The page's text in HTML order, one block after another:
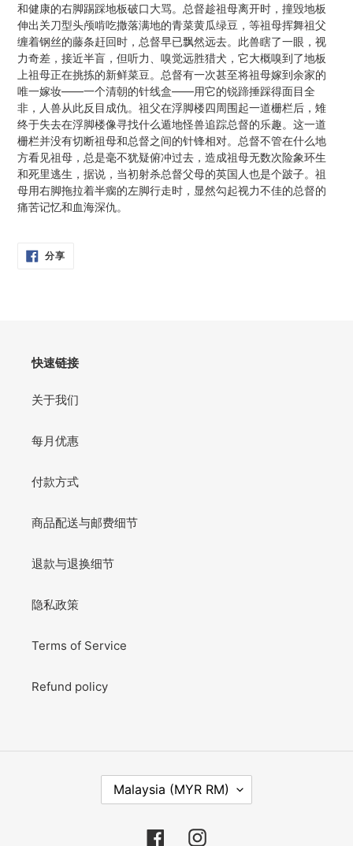
和健康的右脚踢踩地板破口大骂。总督趁祖母离开时，撞毁地板
伸出关刀型头颅啃吃撒落满地的青菜黄瓜绿豆，等祖母挥舞祖父
缠着钢丝的藤条赶回时，总督早已飘然远去。此兽瞎了一眼，视
力奇差，接近半盲，但听力、嗅觉远胜猎犬，它大概嗅到了地板
上祖母正在挑拣的新鲜菜豆。总督有一次甚至将祖母嫁到余家的
唯一嫁妆——一个清朝的针线盒——用它的锐蹄捶踩得面目全
非，人兽从此反目成仇。祖父在浮脚楼四周围起一道栅栏后，雉
终于失去在浮脚楼像寻找什么遁地怪兽追踪总督的乐趣。这一道
栅栏并没有切断祖母和总督之间的针锋相对。总督不管在什么地
方看见祖母，总是毫不犹疑俯冲过去，造成祖母无数次险象环生
和死里逃生，据说，当初射杀总督父母的英国人也是个跛子。祖
母用右脚拖拉着半瘸的左脚行走时，显然勾起视力不佳的总督的
痛苦记忆和血海深仇。
分享分
快速链接
关于我们
每月优惠
付款方式
商品配送与邮费细节
退款与退换细节
隐私政策
Terms of Service
Refund policy
Malaysia (MYR RM)
FacebookInstagram